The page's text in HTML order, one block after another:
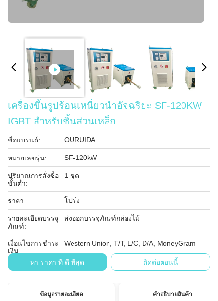
เครื่องขึ้นรูปร้อนเหนี่ยวนำอัจฉริยะ SF-120KW
IGBT สำหรับชิ้นส่วนเหล็ก
ชื่อแบรนด์: OURUIDA
หมายเลขรุ่น: SF-120kW
ปริมาณการสั่งซื้อ
ขั้นต่ำ:
1 ชุด
ราคา: โปร่ง
รายละเอียดบรรจุ
ภัณฑ์:
ส่งออกบรรจุภัณฑ์กล่องไม้
เงื่อนไขการชำระ
เงิน:
Western Union, T/T, L/C, D/A, MoneyGram
หา ราคา ที่ ดี ที่สุด ติดต่อตอนนี้
ข้อมูลรายละเอียด คำอธิบายสินค้า